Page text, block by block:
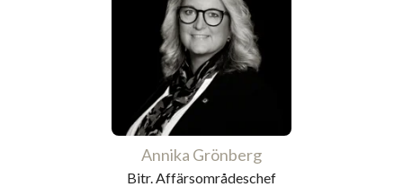
Annika Grönberg
Bitr. Affärsområdeschef